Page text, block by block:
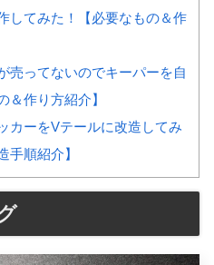
してみた！【必要なもの＆作
売ってないのでキーパーを自
＆作り方紹介】
カーをVテールに改造してみ
手順紹介】